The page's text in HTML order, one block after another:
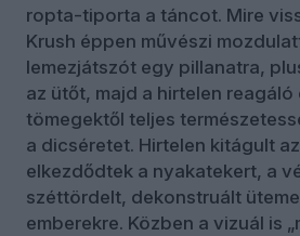
ropta-tiporta a táncot. Mire
Krush éppen művészi
lemezjátszót egy pillanatra,
az ütőt, majd a hirtelen reagáló
tömegektől teljes
a dicséretet. Hirtelen kitágult
elkezdődtek a nyakatekert, a
széttördelt, dekonstruált
emberekre. Közben a vizuál is